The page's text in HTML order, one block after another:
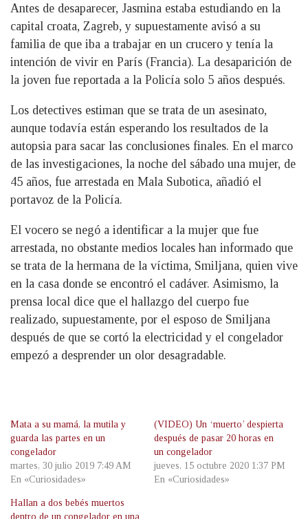
Antes de desaparecer, Jasmina estaba estudiando en la
capital croata, Zagreb, y supuestamente avisó a su
familia de que iba a trabajar en un crucero y tenía la
intención de vivir en París (Francia). La desaparición de
la joven fue reportada a la Policía solo 5 años después.
Los detectives estiman que se trata de un asesinato,
aunque todavía están esperando los resultados de la
autopsia para sacar las conclusiones finales. En el marco
de las investigaciones, la noche del sábado una mujer, de
45 años, fue arrestada en Mala Subotica, añadió el
portavoz de la Policía.
El vocero se negó a identificar a la mujer que fue
arrestada, no obstante medios locales han informado que
se trata de la hermana de la víctima, Smiljana, quien vive
en la casa donde se encontró el cadáver. Asimismo, la
prensa local dice que el hallazgo del cuerpo fue
realizado, supuestamente, por el esposo de Smiljana
después de que se cortó la electricidad y el congelador
empezó a desprender un olor desagradable.
Mata a su mamá, la mutila y
guarda las partes en un
congelador
martes, 30 julio 2019 7:49 AM
En «Curiosidades»
(VIDEO) Un ‘muerto’ despierta
después de pasar 20 horas en
un congelador
jueves, 15 octubre 2020 1:37 PM
En «Curiosidades»
Hallan a dos bebés muertos
dentro de un congelador en una